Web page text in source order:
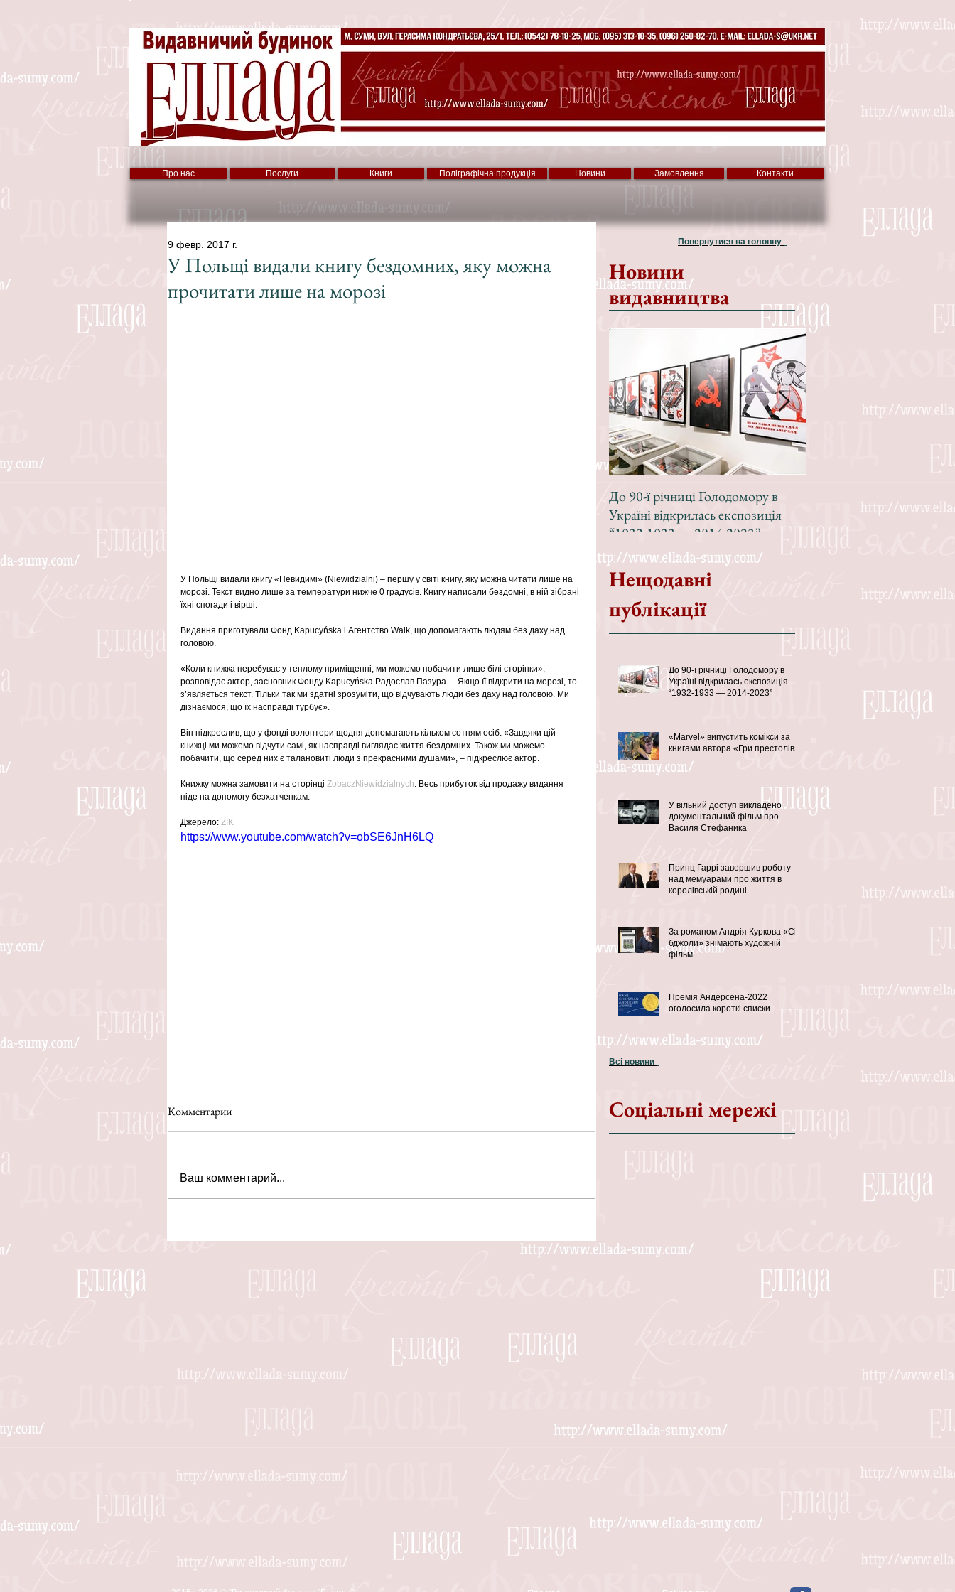
Про нас Послуги Книги Поліграфічна продукція Новини Замовлення Контакти
У Польщі видали книгу бездомних, яку можна
прочитати лише на морозі
9 февр. 2017 г.
У Польщі видали книгу «Невидимі» (Niewidzialni) – першу у світі книгу, яку можна читати лише на
морозі. Текст видно лише за температури нижче 0 градусів. Книгу написали бездомні, в ній зібрані
їхні спогади і вірші.
Видання приготували Фонд Kapucyńska і Агентство Walk, що допомагають людям без даху над
головою.
«Коли книжка перебуває у теплому приміщенні, ми можемо побачити лише білі сторінки», –
розповідає актор, засновник Фонду Kapucyńska Радослав Пазура. – Якщо її відкрити на морозі, то
з’являється текст. Тільки так ми здатні зрозуміти, що відчувають люди без даху над головою. Ми
дізнаємося, що їх насправді турбує».
Він підкреслив, що у фонді волонтери щодня допомагають кільком сотням осіб. «Завдяки цій
книжці ми можемо відчути самі, як насправді виглядає життя бездомних. Також ми можемо
побачити, що серед них є талановиті люди з прекрасними душами», – підкреслює актор.
Книжку можна замовити на сторінці ZobaczNiewidzialnych. Весь прибуток від продажу видання
піде на допомогу безхатченкам.
Джерело: ZIK
https://www.youtube.com/watch?v=obSE6JnH6LQ
Комментарии
Ваш комментарий...
Повернутися на головну
Новини
видавництва
До 90-ї річниці Голодомору в
Україні відкрилась експозиція
“1932-1933 — 2014-2023”
Нещодавні
публікації
До 90-ї річниці Голодомору в
Україні відкрилась експозиція
“1932-1933 — 2014-2023”
«Marvel» випустить комікси за
книгами автора «Гри престолів»
У вільний доступ викладено
документальний фільм про
Василя Стефаника
Принц Гаррі завершив роботу
над мемуарами про життя в
королівській родині
За романом Андрія Куркова «Сірі
бджоли» знімають художній
фільм
Премія Андерсена-2022
оголосила короткі списки
Всі новини
Соціальні мережі